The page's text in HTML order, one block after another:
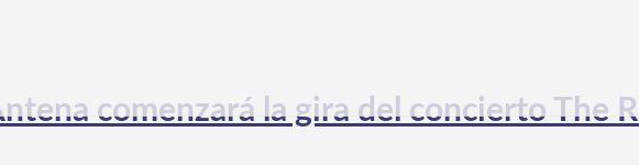
comenzará la gira del concierto The